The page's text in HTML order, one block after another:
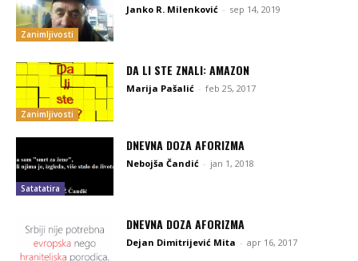
Zanimljivosti
Janko R. Milenković - sep 14, 2019
Zanimljivosti
DA LI STE ZNALI: AMAZON
Marija Pašalić - feb 25, 2017
Satatatira
DNEVNA DOZA AFORIZMA
Nebojša Čandić - jan 1, 2018
DNEVNA DOZA AFORIZMA
Dejan Dimitrijević Mita - apr 16, 2017